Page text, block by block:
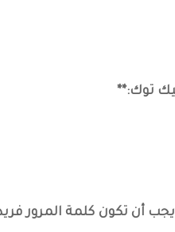
توك:**
أن تكون كلمة المرور